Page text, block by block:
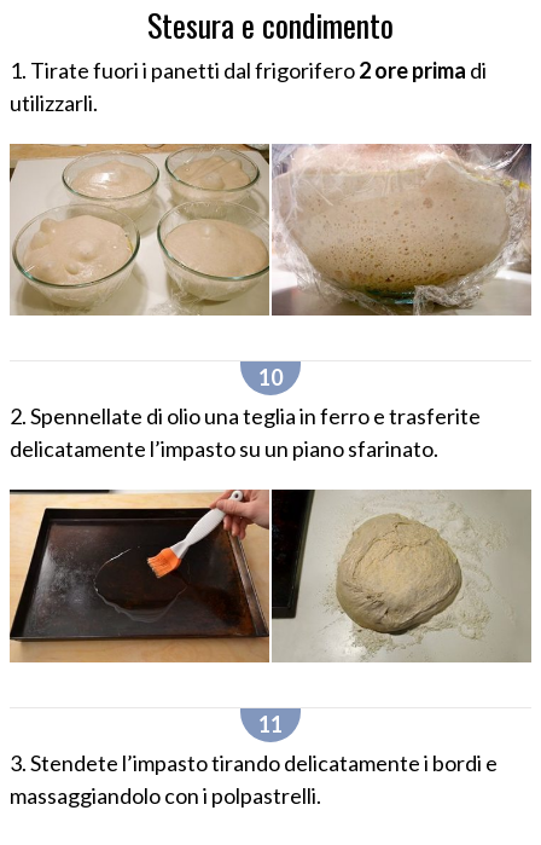
Stesura e condimento
1. Tirate fuori i panetti dal frigorifero2 ore prima di
utilizzarli.
2. Spennellate di olio una teglia in ferro e trasferite
delicatamente l’impasto su un piano sfarinato.
3. Stendete l’impasto tirando delicatamente i bordi e
massaggiandolo con i polpastrelli.